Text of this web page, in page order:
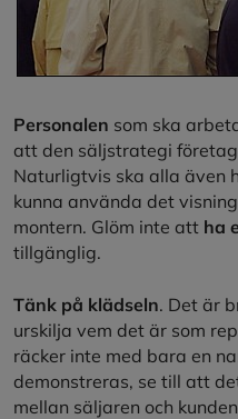
Personalen som ska
att den säljstrategi
Naturligtvis ska alla även
kunna använda det
montern. Glöm inte att ha
tillgänglig.
Tänk på klädseln. Det är
urskilja vem det är som
räcker inte med bara en
demonstreras, se till att
mellan säljaren och